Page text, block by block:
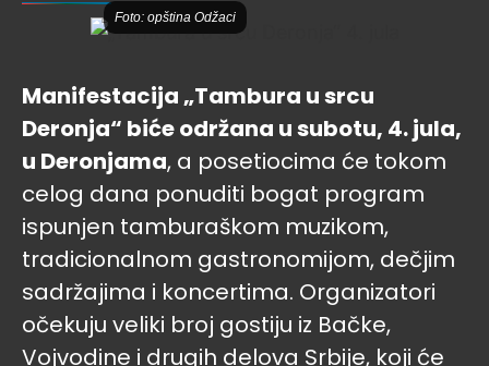
Foto: opština Odžaci
Manifestacija „Tambura u srcu
Deronja“ biće održana u subotu, 4. jula,
u Deronjama, a posetiocima će tokom
celog dana ponuditi bogat program
ispunjen tamburaškom muzikom,
tradicionalnom gastronomijom, dečjim
sadržajima i koncertima. Organizatori
očekuju veliki broj gostiju iz Bačke,
Vojvodine i drugih delova Srbije, koji će